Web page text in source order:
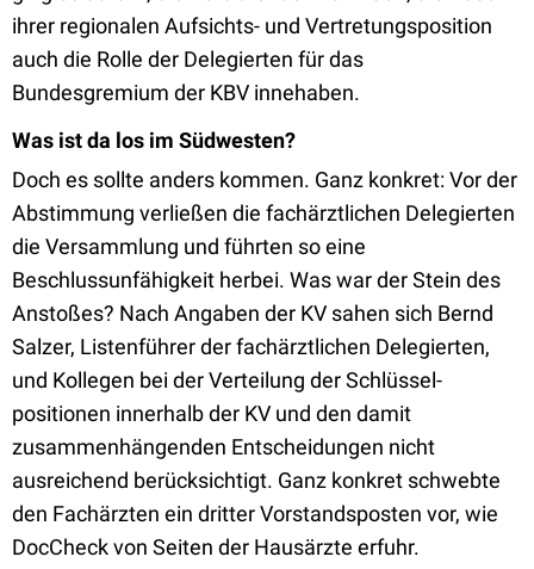
ihrer regionalen Aufsichts- und Vertretungsposition
auch die Rolle der Delegierten für das
Bundesgremium der KBV innehaben.
Was ist da los im Südwesten?
Doch es sollte anders kommen. Ganz konkret: Vor der
Abstimmung verließen die fachärztlichen Delegierten
die Versammlung und führten so eine
Beschlussunfähigkeit herbei. Was war der Stein des
Anstoßes? Nach Angaben der KV sahen sich Bernd
Salzer, Listenführer der fachärztlichen Delegierten,
und Kollegen bei der Verteilung der Schlüs­sel­
positionen innerhalb der KV und den damit
zusammenhängenden Entscheidungen nicht
ausreichend berücksichtigt. Ganz konkret schwebte
den Fachärzten ein dritter Vorstandsposten vor, wie
DocCheck von Seiten der Hausärzte erfuhr.